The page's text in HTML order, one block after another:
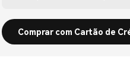
Comprar com Cartão de